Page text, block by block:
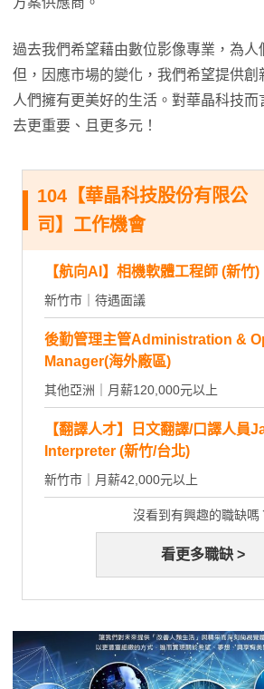
過去我們希望藉由數位影像專業，為人
但，因應市場的變化，我們希望提供創
人們擁有更美好的生活。對華晶科技
去更重要、且更多元！
104【華晶科技股份有限公
司】工作機會
【航向AI】相機軟體工程師 (新竹)
新竹市｜待遇面議
後勤管理主管Administration &
Manager(海外廠區)
其他亞洲｜月薪120,000元以上
【翻譯人才】日文翻譯/口譯人員
Interpreter (新竹/台北)
新竹市｜月薪42,000元以上
沒看到有興趣的職缺嗎
看更多職缺 >